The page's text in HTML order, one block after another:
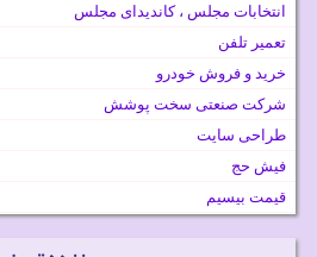
انتخابات مجلس ، کاندیدای مجلس
تعمیر تلفن
خرید و فروش خودرو
شرکت صنعتی سخت پوشش
طراحی سایت
فیش حج
قیمت بیسیم